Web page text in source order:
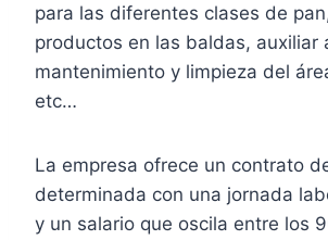
para las diferentes clases de
productos en las baldas, auxiliar
mantenimiento y limpieza del
etc…
La empresa ofrece un contrato
determinada con una jornada
y un salario que oscila entre los